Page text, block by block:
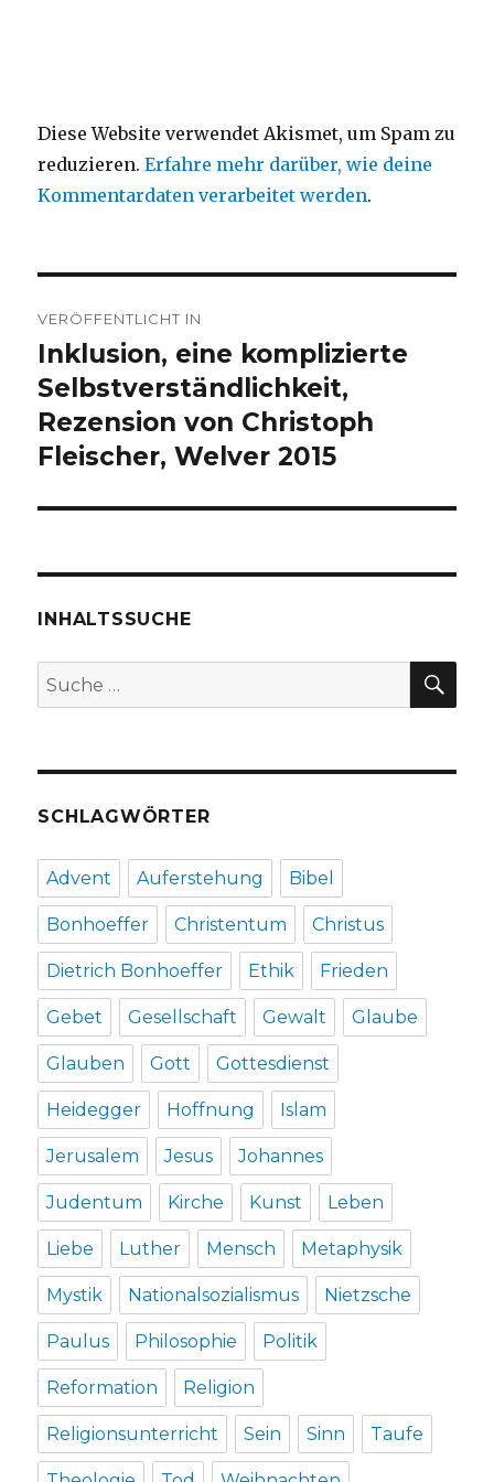
Diese Website verwendet Akismet, um Spam zu
reduzieren.Erfahre mehr darüber, wie deine
Kommentardaten verarbeitet werden.
VERÖFFENTLICHT IN
Inklusion, eine komplizierte
Selbstverständlichkeit,
Rezension von Christoph
Fleischer, Welver 2015
INHALTSSUCHE
Suche
nach:
SCHLAGWÖRTER
Advent Auferstehung Bibel
Bonhoeffer Christentum Christus
Dietrich Bonhoeffer Ethik Frieden
Gebet Gesellschaft Gewalt Glaube
Glauben Gott Gottesdienst
Heidegger Hoffnung Islam
Jerusalem Jesus Johannes
Judentum Kirche Kunst Leben
Liebe Luther Mensch Metaphysik
Mystik Nationalsozialismus Nietzsche
Paulus Philosophie Politik
Reformation Religion
Religionsunterricht Sein Sinn Taufe